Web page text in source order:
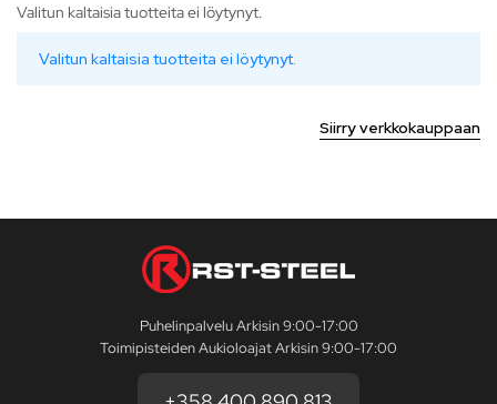
Valitun kaltaisia tuotteita ei löytynyt.
Valitun kaltaisia tuotteita ei löytynyt.
Siirry verkkokauppaan
Puhelinpalvelu Arkisin 9:00-17:00
Toimipisteiden Aukioloajat Arkisin 9:00-17:00